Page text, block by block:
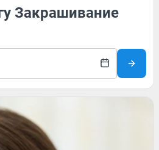
Закрашивание